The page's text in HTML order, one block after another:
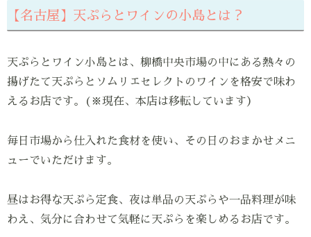
【名古屋】天ぷらとワインの小島とは？
天ぷらとワイン小島とは、柳橋中央市場の中にある熱々の
揚げたて天ぷらとソムリエセレクトのワインを格安で味わ
えるお店です。(※現在、本店は移転しています）
毎日市場から仕入れた食材を使い、その日のおまかせメニ
ューでいただけます。
昼はお得な天ぷら定食、夜は単品の天ぷらや一品料理が味
わえ、気分に合わせて気軽に天ぷらを楽しめるお店です。